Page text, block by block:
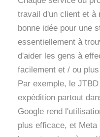
travail d'un client et à
bonne idée pour une
essentiellement à
d'aider les gens à
facilement et / ou
Par exemple, le
expédition partout
Google rend
plus efficace, et Meta